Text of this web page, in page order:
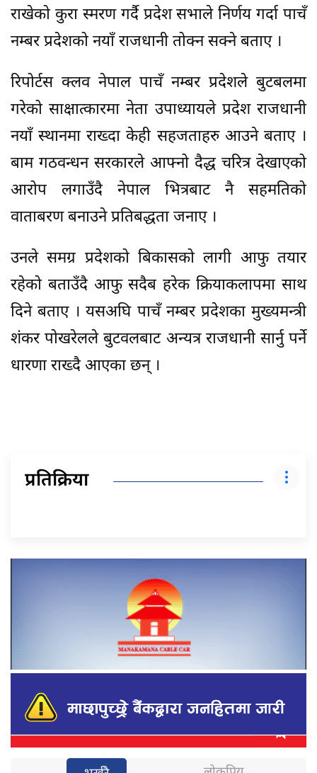
राखेको कुरा स्मरण गर्दै प्रदेश सभाले निर्णय गर्दा पाचँ
नम्बर प्रदेशको नयाँ राजधानी तोक्न सक्ने बताए ।
रिपोर्टस क्लव नेपाल पाचँ नम्बर प्रदेशले बुटबलमा
गरेको साक्षात्कारमा नेता उपाध्यायले प्रदेश राजधानी
नयाँ स्थानमा राख्दा केही सहजताहरु आउने बताए ।
बाम गठवन्धन सरकारले आफ्नो दैद्ध चरित्र देखाएको
आरोप लगाउँदै नेपाल भित्रबाट नै सहमतिको
वाताबरण बनाउने प्रतिबद्धता जनाए ।
उनले समग्र प्रदेशको बिकासको लागी आफु तयार
रहेको बताउँदै आफु सदैब हरेक क्रियाकलापमा साथ
दिने बताए । यसअघि पाचँ नम्बर प्रदेशका मुख्यमन्त्री
शंकर पोखरेलले बुटवलबाट अन्यत्र राजधानी सार्नु पर्ने
धारणा राख्दै आएका छन् ।
प्रतिक्रिया